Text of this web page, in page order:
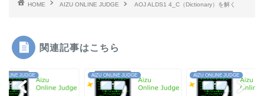
HOME AIZU ONLINE JUDGE AOJ ALDS1 4_C（Dictionary）を解く
関連記事はこちら
ONLINE JUDGE AIZU ONLINE JUDGE AIZU ONLINE JUDGE